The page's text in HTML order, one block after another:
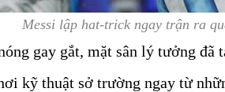
Messi lập hat-trick ngay trận ra
gay gắt, mặt sân lý tưởng đã
kỹ thuật sở trường ngay từ